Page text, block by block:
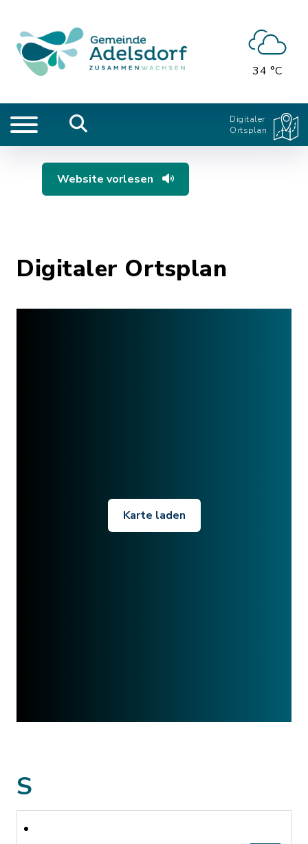
34 °C
Digitaler
Ortsplan
Website vorlesen
Digitaler Ortsplan
Karte laden
S